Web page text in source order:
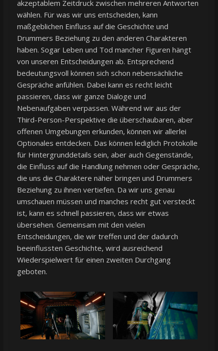
akzeptablem Zeitdruck zwischen mehreren Antworten
wählen. Für was wir uns entscheiden, kann
maßgeblichen Einfluss auf die Geschichte und
Drummers Beziehung zu den anderen Charakteren
haben. Sogar Leben und Tod mancher Figuren hängt
von unseren Entscheidungen ab. Entsprechend
bedeutungsvoll können sich schon nebensächliche
Gespräche anfühlen. Dabei kann es recht leicht
passieren, dass wir ganze Dialoge und
Nebenaufgaben verpassen. Während wir aus der
Third-Person-Perspektive die überschaubaren, aber
offenen Umgebungen erkunden, können wir allerlei
Optionales entdecken. Das können lediglich Protokolle
für Hintergrunddetails sein, aber auch Gegenstände,
die Einfluss auf die Handlung nehmen oder Gespräche,
die uns die Charaktere näher bringen und Drummers
Beziehung zu ihnen vertiefen. Da wir uns genau
umschauen müssen und manches recht gut versteckt
ist, kann es schnell passieren, dass wir etwas
übersehen. Gemeinsam mit den vielen
Entscheidungen, die wir treffen und der dadurch
beeinflussten Geschichte, wird ausreichend
Wiederspielwert für einen zweiten Durchgang
geboten.